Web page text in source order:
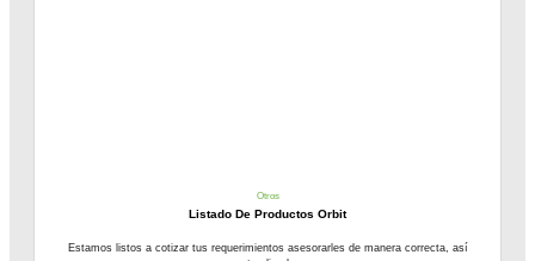
Otros
Listado De Productos Orbit
Estamos listos a cotizar tus requerimientos asesorarles de manera correcta, así